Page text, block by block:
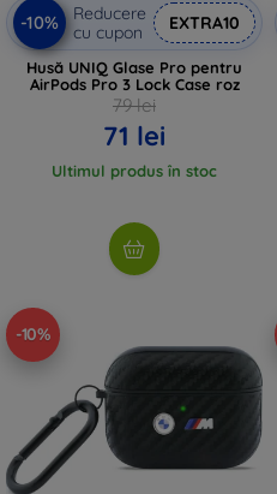
-10%
Reducere
cu cupon
EXTRA10
Husă UNIQ Glase Pro pentru
AirPods Pro 3 Lock Case roz
79 lei
71 lei
Ultimul produs în stoc
-10%